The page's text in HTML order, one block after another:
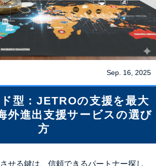
Sep. 16, 2025
型：JETROの支援を最大
外進出支援サービスの選び
方
せる鍵は、信頼できるパートナー探し